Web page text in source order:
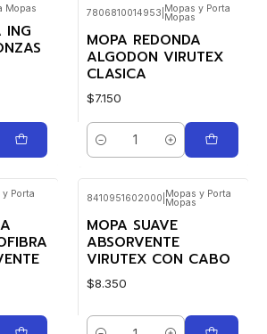
Mopas
ING
7806810014953 Mopas y Porta
Mopas
MOPA REDONDA
ALGODON VIRUTEX
CLASICA
$7.150
Cantidad
y Porta 8410951602000 Mopas y Porta
Mopas
MOPA SUAVE
ABSORVENTE
VIRUTEX CON CABO
$8.350